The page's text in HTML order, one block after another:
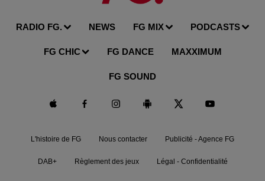
RADIO FG. NEWS FG MIX PODCASTS
FG CHIC FG DANCE MAXXIMUM
FG SOUND
L'histoire de FG Nous contacter Publicité - Agence FG
DAB+ Règlement des jeux Légal - Confidentialité